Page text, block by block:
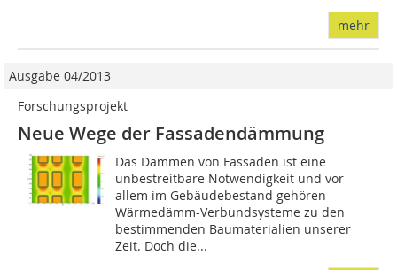
mehr
Ausgabe 04/2013
Forschungsprojekt
Neue Wege der Fassadendämmung
Das Dämmen von Fassaden ist eine
unbestreitbare Notwendigkeit und vor
allem im Gebäudebestand gehören
Wärmedämm-Verbundsysteme zu den
bestimmenden Baumaterialien unserer
Zeit. Doch die...